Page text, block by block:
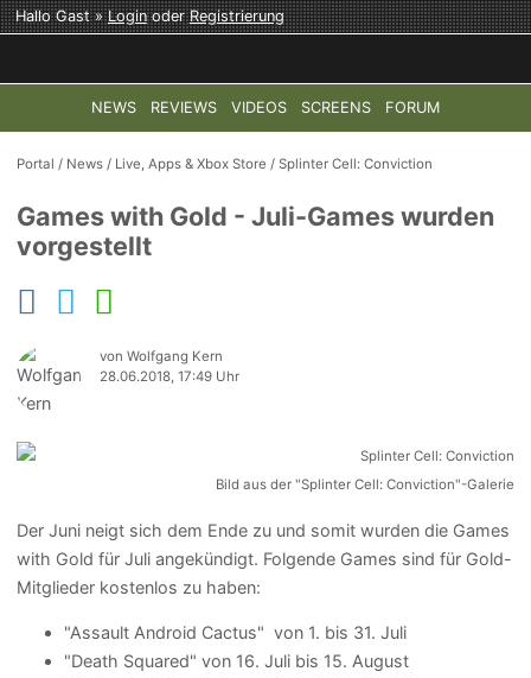
Hallo Gast »LoginoderRegistrierung
NEWS REVIEWS VIDEOS SCREENS FORUM
TOP-THEMEN: COD: MODERN WARFARE 4 HALO:
Portal / News / Live, Apps & Xbox Store /Splinter Cell: Conviction
Games with Gold - Juli-Games wurden
vorgestellt
von Wolfgang Kern
28.06.2018, 17:49 Uhr
Bild aus der "Splinter Cell: Conviction"-Galerie
Der Juni neigt sich dem Ende zu und somit wurden die Games
with Gold für Juli angekündigt. Folgende Games sind für Gold-
Mitglieder kostenlos zu haben:
"Assault Android Cactus" von 1. bis 31. Juli
"Death Squared" von 16. Juli bis 15. August